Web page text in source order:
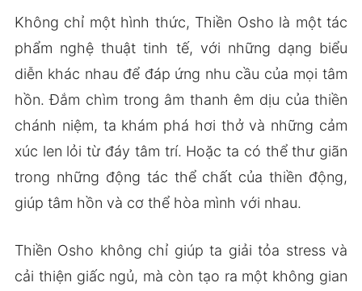
Không chỉ một hình thức, Thiền Osho là một tác
phẩm nghệ thuật tinh tế, với những dạng biểu
diễn khác nhau để đáp ứng nhu cầu của mọi tâm
hồn. Đắm chìm trong âm thanh êm dịu của thiền
chánh niệm, ta khám phá hơi thở và những cảm
xúc len lỏi từ đáy tâm trí. Hoặc ta có thể thư giãn
trong những động tác thể chất của thiền động,
giúp tâm hồn và cơ thể hòa mình với nhau.
Thiền Osho không chỉ giúp ta giải tỏa stress và
cải thiện giấc ngủ, mà còn tạo ra một không gian